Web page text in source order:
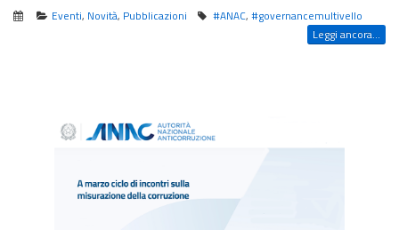
Eventi, Novità, Pubblicazioni #ANAC,#governancemultivello
Leggi ancora...